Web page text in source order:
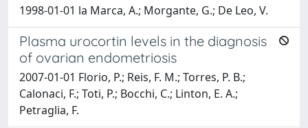
1998-01-01 la Marca, A.; Morgante, G.; De Leo, V.
Plasma urocortin levels in the diagnosis
of ovarian endometriosis
2007-01-01 Florio, P.; Reis, F. M.; Torres, P. B.;
Calonaci, F.; Toti, P.; Bocchi, C.; Linton, E. A.;
Petraglia, F.